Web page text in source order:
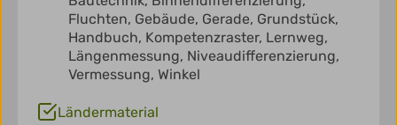
Fluchten, Gebäude, Gerade, Grundstück,
Handbuch, Kompetenzraster, Lernweg,
Längenmessung, Niveaudifferenzierung,
Vermessung, Winkel
Ländermaterial